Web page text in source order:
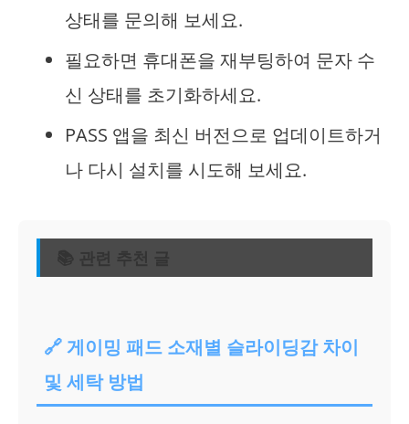
상태를 문의해 보세요.
필요하면 휴대폰을 재부팅하여 문자 수
신 상태를 초기화하세요.
PASS 앱을 최신 버전으로 업데이트하거
나 다시 설치를 시도해 보세요.
📚 관련 추천 글
🔗 게이밍 패드 소재별 슬라이딩감 차이
및 세탁 방법